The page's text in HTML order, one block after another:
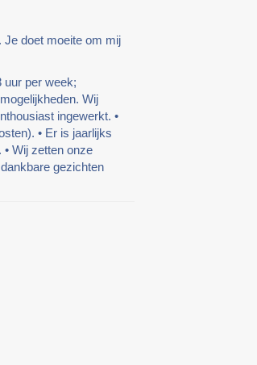
Je doet moeite om mij
uur per week;
Wij
ingewerkt. •
• Er is jaarlijks
Wij zetten onze
gezichten